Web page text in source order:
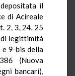
il
di Acireale
2, 3, 24, 25
di legittimità
9-bis della
(Nuova
bancari),